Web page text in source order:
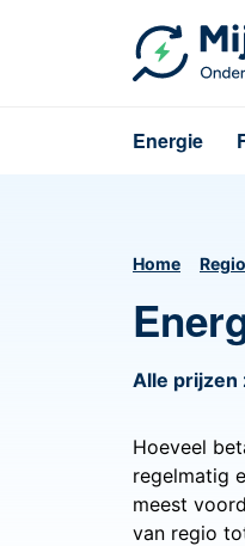
Energie
Home Regio
Alle prijzen
Hoeveel
regelmatig
meest
van regio